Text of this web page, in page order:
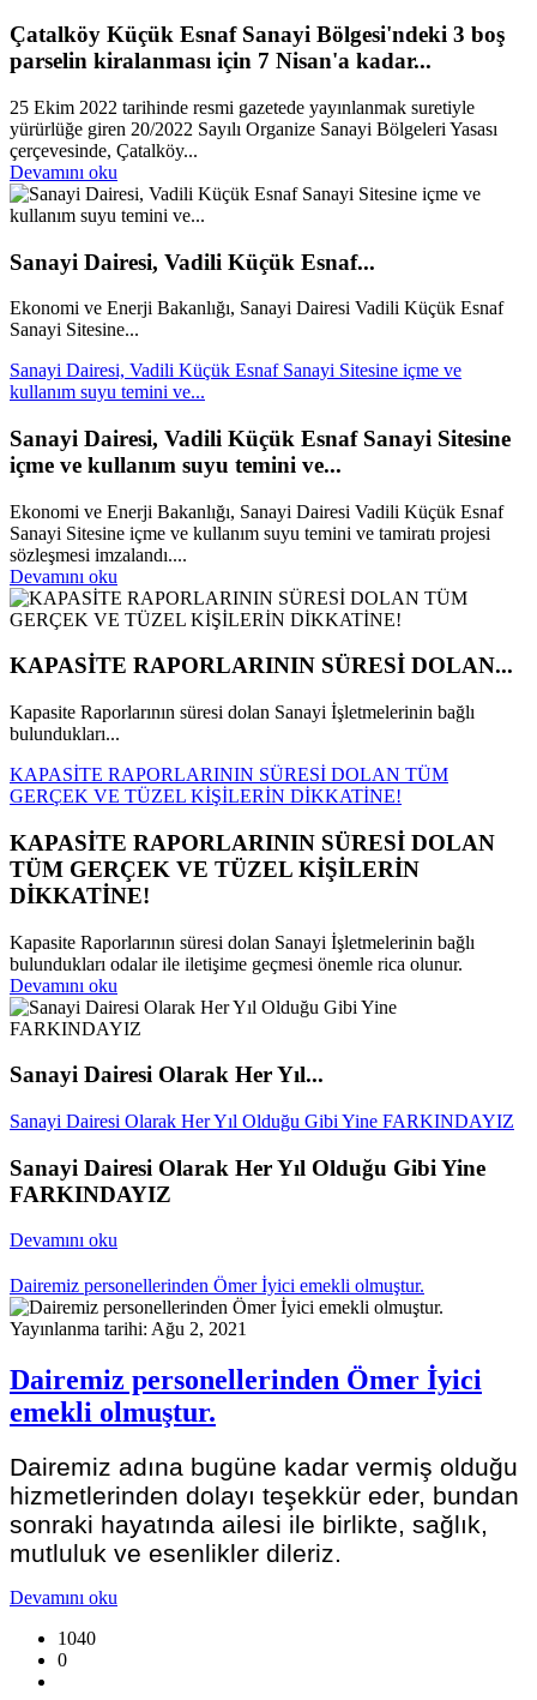
Çatalköy Küçük Esnaf Sanayi Bölgesi'ndeki 3 boş
parselin kiralanması için 7 Nisan'a kadar...
25 Ekim 2022 tarihinde resmi gazetede yayınlanmak suretiyle
yürürlüğe giren 20/2022 Sayılı Organize Sanayi Bölgeleri Yasası
çerçevesinde, Çatalköy...
Devamını oku
Sanayi Dairesi, Vadili Küçük Esnaf...
Ekonomi ve Enerji Bakanlığı, Sanayi Dairesi Vadili Küçük Esnaf
Sanayi Sitesine...
Sanayi Dairesi, Vadili Küçük Esnaf Sanayi Sitesine içme ve
kullanım suyu temini ve...
Sanayi Dairesi, Vadili Küçük Esnaf Sanayi Sitesine
içme ve kullanım suyu temini ve...
Ekonomi ve Enerji Bakanlığı, Sanayi Dairesi Vadili Küçük Esnaf
Sanayi Sitesine içme ve kullanım suyu temini ve tamiratı projesi
sözleşmesi imzalandı....
Devamını oku
KAPASİTE RAPORLARININ SÜRESİ DOLAN...
Kapasite Raporlarının süresi dolan Sanayi İşletmelerinin bağlı
bulundukları...
KAPASİTE RAPORLARININ SÜRESİ DOLAN TÜM
GERÇEK VE TÜZEL KİŞİLERİN DİKKATİNE!
KAPASİTE RAPORLARININ SÜRESİ DOLAN
TÜM GERÇEK VE TÜZEL KİŞİLERİN
DİKKATİNE!
Kapasite Raporlarının süresi dolan Sanayi İşletmelerinin bağlı
bulundukları odalar ile iletişime geçmesi önemle rica olunur.
Devamını oku
Sanayi Dairesi Olarak Her Yıl...
Sanayi Dairesi Olarak Her Yıl Olduğu Gibi Yine FARKINDAYIZ
Sanayi Dairesi Olarak Her Yıl Olduğu Gibi Yine
FARKINDAYIZ
Devamını oku
Dairemiz personellerinden Ömer İyici emekli olmuştur.
Yayınlanma tarihi: Ağu 2, 2021
Dairemiz personellerinden Ömer İyici
emekli olmuştur.
Dairemiz adına bugüne kadar vermiş olduğu
hizmetlerinden dolayı teşekkür eder, bundan
sonraki hayatında ailesi ile birlikte, sağlık,
mutluluk ve esenlikler dileriz.
Devamını oku
1040
0